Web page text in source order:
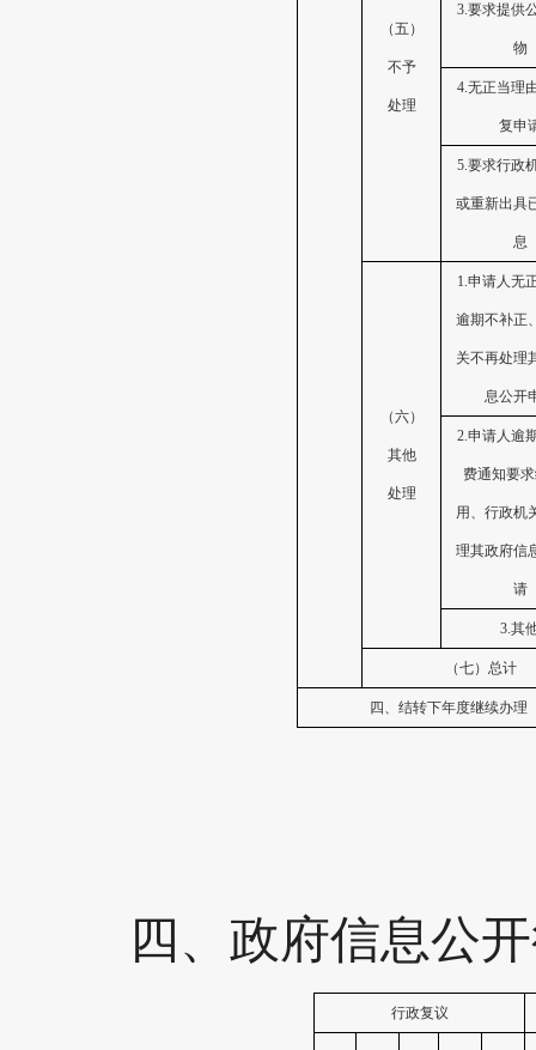
（五）
不予
处理
3.要求提供
物
4.无正当理
复申
5.要求行政
或重新出具
息
（六）
其他
处理
1.申请人无
逾期不补正
关不再处理
息公开
2.申请人逾
费通知要
用、行政机
理其政府信
请
3.其
（七）总计
四、结转下年度继续办理
四、 政府信息公
行政复议